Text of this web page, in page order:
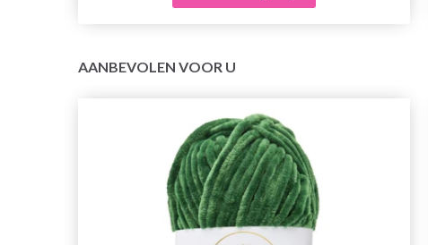
AANBEVOLEN VOOR U